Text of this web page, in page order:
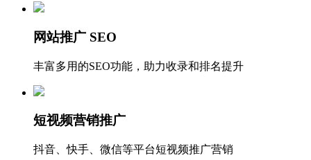
网站推广 SEO
丰富多用的SEO功能，助力收录和排名提升
短视频营销推广
抖音、快手、微信等平台短视频推广营销